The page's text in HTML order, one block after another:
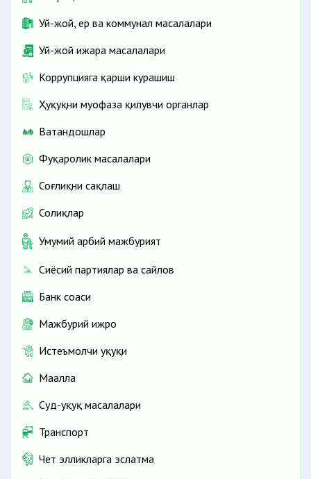
Уй-жой, ер ва коммунал масалалари
Уй-жой ижара масалалари
Коррупцияга қарши курашиш
Ҳуқуқни муҳофаза қилувчи органлар
Ватандошлар
Фуқаролик масалалари
Соғлиқни сақлаш
Солиқлар
Умумий ҳарбий мажбурият
Сиёсий партиялар ва сайлов
Банк соҳаси
Мажбурий ижро
Истеъмолчи ҳуқуқи
Маҳалла
Суд-ҳуқуқ масалалари
Транспорт
Чет элликларга эслатма